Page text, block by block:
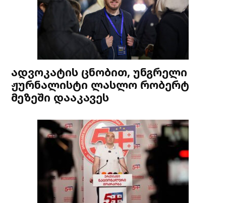
ადვოკატის ცნობით, უნგრელი
ჟურნალისტი ლასლო რობერტ
მეზეში დააკავეს